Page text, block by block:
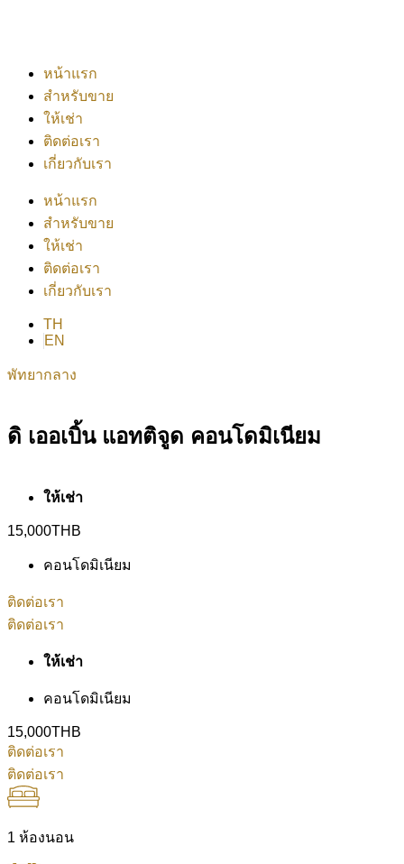
หน้าแรก
สำหรับขาย
ให้เช่า
ติดต่อเรา
เกี่ยวกับเรา
หน้าแรก
สำหรับขาย
ให้เช่า
ติดต่อเรา
เกี่ยวกับเรา
TH
EN
พัทยากลาง
ดิ เออเบิ้น แอทติจูด คอนโดมิเนียม
ให้เช่า
15,000THB
คอนโดมิเนียม
ติดต่อเรา
ติดต่อเรา
ให้เช่า
คอนโดมิเนียม
15,000THB
ติดต่อเรา
ติดต่อเรา
1 ห้องนอน